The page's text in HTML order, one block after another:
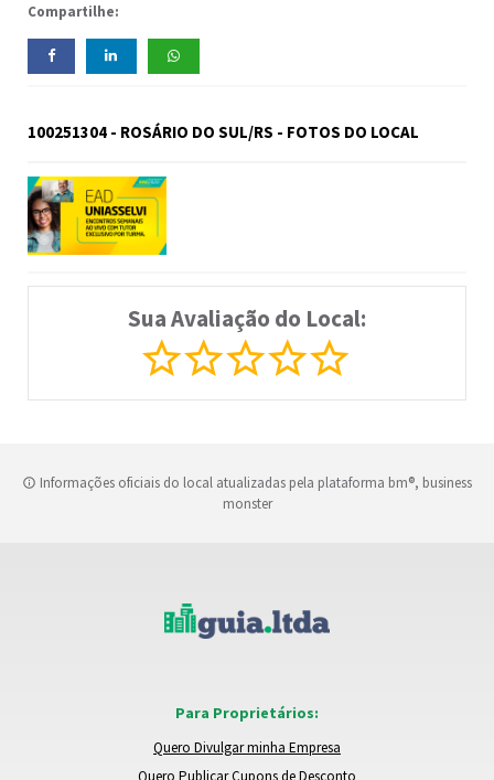
Compartilhe:
100251304 - ROSÁRIO DO SUL/RS - FOTOS DO LOCAL
Sua Avaliação do Local:
Informações oficiais do local atualizadas pela plataforma bm®, business
monster
Para Proprietários:
Quero Divulgar minha Empresa
Quero Publicar Cupons de Desconto